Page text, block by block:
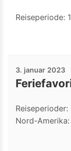
Reiseperiode:
3. januar 2023
Nord-